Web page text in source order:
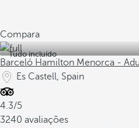
Compara
Tudo incluído
Barceló Hamilton Menorca -
Es Castell, Spain
4.3/5
3240 avaliações